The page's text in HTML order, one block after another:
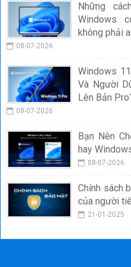
Những
Windows
không phải
08-07-2026
Windows
Và Người
Lên Bản
08-07-2026
Bạn Nên
hay
08-07-2026
Chính sách
của người
21-01-2025